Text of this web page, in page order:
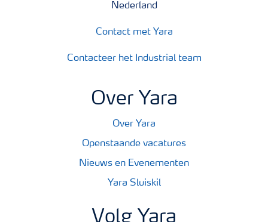
Nederland
Contact met Yara
Contacteer het Industrial team
Over Yara
Over Yara
Openstaande vacatures
Nieuws en Evenementen
Yara Sluiskil
Volg Yara